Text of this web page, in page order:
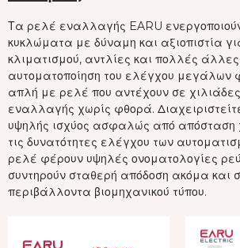
Τα ρελέ εναλλαγής EARU
κυκλώματα με δύναμη και αξιοπιστία
κλιματισμού, αντλίες και πολλές
αυτοματοποίηση του ελέγχου μεγάλων
απλή με ρελέ που αντέχουν σε
εναλλαγής χωρίς φθορά.
υψηλής ισχύος ασφαλώς από απόσταση
τις δυνατότητες ελέγχου των
ρελέ φέρουν υψηλές ονοματολογίες
συντηρούν σταθερή απόδοση ακόμα και
περιβάλλοντα βιομηχανικού τύπου.